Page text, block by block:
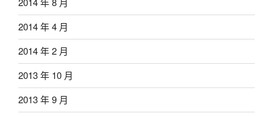
2014 年 4 月
2014 年 2 月
2013 年 10 月
2013 年 9 月